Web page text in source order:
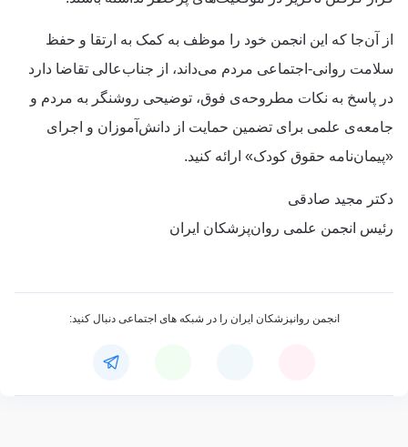
از آن‌جا که این انجمن خود را موظف به کمک به ارتقا و حفظ
سلامت روانی-اجتماعی مردم می‌داند، از جناب‌عالی تقاضا دارد
در پاسخ به نکات مطروحه‌ی فوق، توضیحی روشنگر به مردم و
جامعه‌ی علمی برای تضمین حمایت از دانش‌آموزان و اجرای
«پیمان‌نامه حقوق کودک» ارائه کنید.
دکتر مجید صادقی
رئیس انجمن علمی روان‌پزشکان ایران
انجمن روانپزشکان ایران را در شبکه های اجتماعی دنبال کنید: